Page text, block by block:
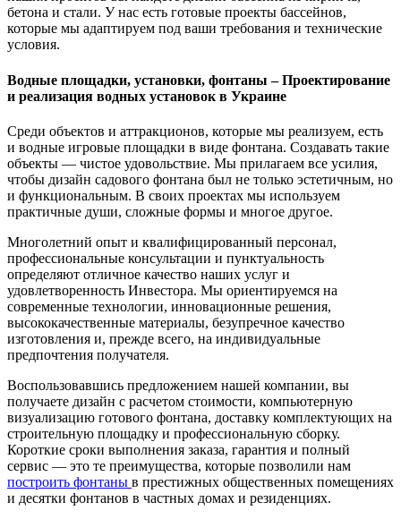
бетона и стали. У нас есть готовые проекты бассейнов,
которые мы адаптируем под ваши требования и технические
условия.
Водные площадки, установки, фонтаны – Проектирование
и реализация водных установок в Украине
Среди объектов и аттракционов, которые мы реализуем, есть
и водные игровые площадки в виде фонтана. Создавать такие
объекты — чистое удовольствие. Мы прилагаем все усилия,
чтобы дизайн садового фонтана был не только эстетичным, но
и функциональным. В своих проектах мы используем
практичные души, сложные формы и многое другое.
Многолетний опыт и квалифицированный персонал,
профессиональные консультации и пунктуальность
определяют отличное качество наших услуг и
удовлетворенность Инвестора. Мы ориентируемся на
современные технологии, инновационные решения,
высококачественные материалы, безупречное качество
изготовления и, прежде всего, на индивидуальные
предпочтения получателя.
Воспользовавшись предложением нашей компании, вы
получаете дизайн с расчетом стоимости, компьютерную
визуализацию готового фонтана, доставку комплектующих на
строительную площадку и профессиональную сборку.
Короткие сроки выполнения заказа, гарантия и полный
сервис — это те преимущества, которые позволили нам
построить фонтаны в престижных общественных помещениях
и десятки фонтанов в частных домах и резиденциях.